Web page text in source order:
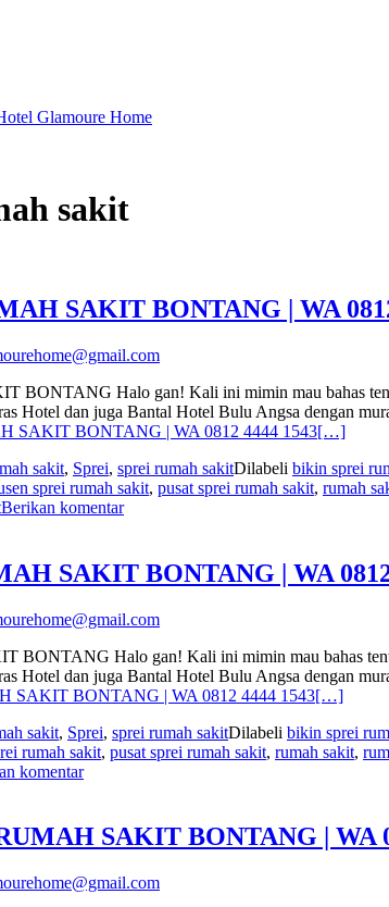
Glamoure Home
sakit
SAKIT BONTANG | WA
Halo gan! Kali ini mimin mau bahas
Hotel dan juga Bantal Hotel Bulu Angsa dengan
SAKIT BONTANG | WA 0812 4444 1543[…]
sakit, Sprei, sprei rumah sakitDilabeli bikin sprei
sprei rumah sakit, pusat sprei rumah sakit, rumah
Berikan komentar
SAKIT BONTANG | WA
Halo gan! Kali ini mimin mau bahas
Hotel dan juga Bantal Hotel Bulu Angsa dengan
SAKIT BONTANG | WA 0812 4444 1543[…]
sakit, Sprei, sprei rumah sakitDilabeli bikin sprei
rumah sakit, pusat sprei rumah sakit, rumah sakit,
komentar
SAKIT BONTANG | WA